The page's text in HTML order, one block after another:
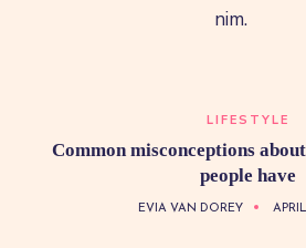
nim.
LIFESTYLE
Common misconceptions
people have
EVIA VAN DOREY